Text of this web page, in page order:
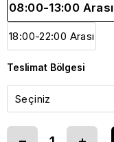
08:00-13:00 Arası
18:00-22:00 Arası
Teslimat Bölgesi